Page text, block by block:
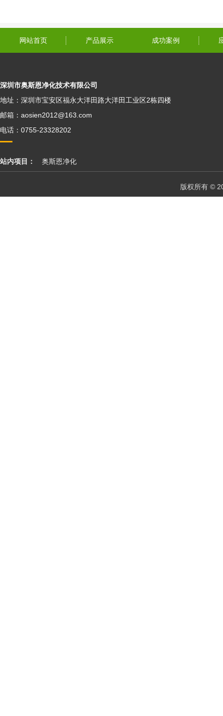
网站首页 产品展示 成功案例
深圳市奥斯恩净化技术有限公司
地址：深圳市宝安区福永大洋田路大洋田工业区2栋四楼
邮箱：aosien2012@163.com
电话：0755-23328202
站内项目： 奥斯恩净化
版权所有 ©